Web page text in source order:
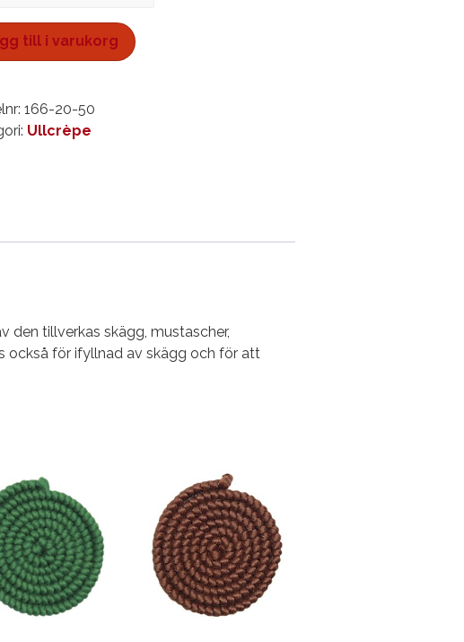
till i varukorg
166-20-50
Ullcrèpe
den tillverkas skägg, mustascher,
också för ifyllnad av skägg och för att